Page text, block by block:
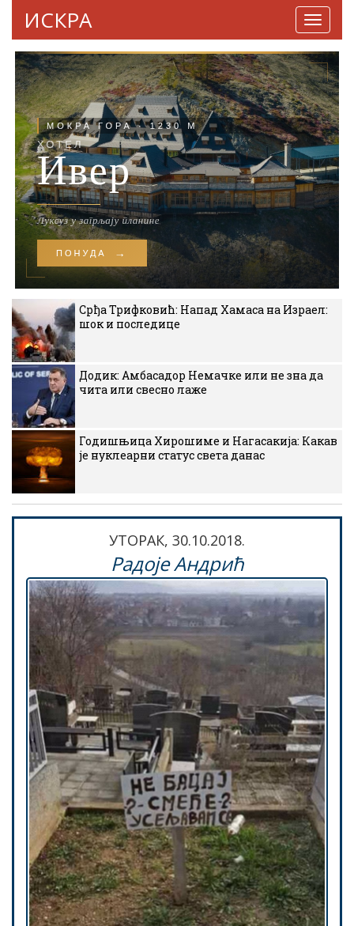
ИСКРА
Срђа Трифковић: Напад Хамаса на Израел:
шок и последице
Додик: Амбасадор Немачке или не зна да
чита или свесно лаже
Годишњица Хирошиме и Нагасакија: Какав
је нуклеарни статус света данас
УТОРАК, 30.10.2018.
Радоје Андрић